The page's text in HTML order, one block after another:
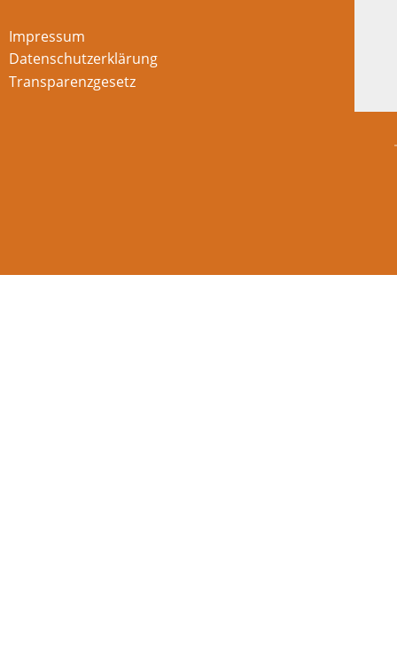
Impressum
Datenschutzerklärung
Transparenzgesetz